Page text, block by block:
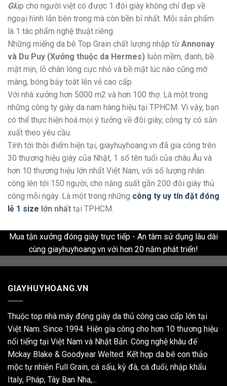
Giúp cho người việt có được 1 đôi giày không chỉ đẹp về
ngoại hình lẫn bên trong mà còn bền bỉ nhất. Mỗi sản phẩm
là 1 tác phẩm nghệ thuật riêng.
Những miếng da bê Top Grain chất lượng nhập từ Annonay
và Du Puy (Xưởng thuộc da Hermes) luôn mềm, đanh, bề
mặt mịn, lỗ chân lông cực nhỏ và bề mặt lúc nào cũng mỡ
màng, bóng bảy toát lên vẻ cao cấp.
Với nhà xưởng hơn 5000 m2 và hơn 100 thợ. Là một trong
những công ty giày da nam hàng hiệu tại TPHCM. Vì vậy, bạn
có thể thực hiện hoá mọi ý tưởng về đôi giày, công ty có sản
xuất theo yêu cầu.
Tính tới thời điểm hiện tại, giayhuyhoang.vn đã gia công trên
30 thương hiệu giày của Nhật, 1 số tên tuổi của châu Âu và
hơn 10 thương hiệu lớn nhất Việt Nam, với số lượng nhân
công lên tới 150 người, cho năng suất gần 200 đôi giày thủ
công mỗi ngày. Là một trong những công ty uy tín đặt đóng
lẻ 1 size lớn nhất tại TPHCM.
Mua tận xưởng đóng giày trực tiếp - An tâm sử dụng lâu dài
cùng giayhuyhoang.vn với hơn 20 năm phát triển!
GIAYHUYHOANG.VN
Thuộc top nhà máy đóng giày da thủ công cao cấp lớn tại
Việt Nam. Since 1994. Hiện gia công cho hơn 10 thương hiệu
nổi tiếng tại Việt Nam và Nhật Bản. Công nghệ khâu đế
Mckay Blake & Goodyear Welted. Kết hợp da bê con thảo
mộc tự nhiên Full Grain, cá sấu, kỳ đà, cá đuối, nhập khẩu
Italy, Pháp, Tây Ban Nha,...